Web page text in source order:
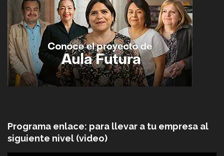
Programa enlace: para llevar a tu empresa al
siguiente nivel (video)